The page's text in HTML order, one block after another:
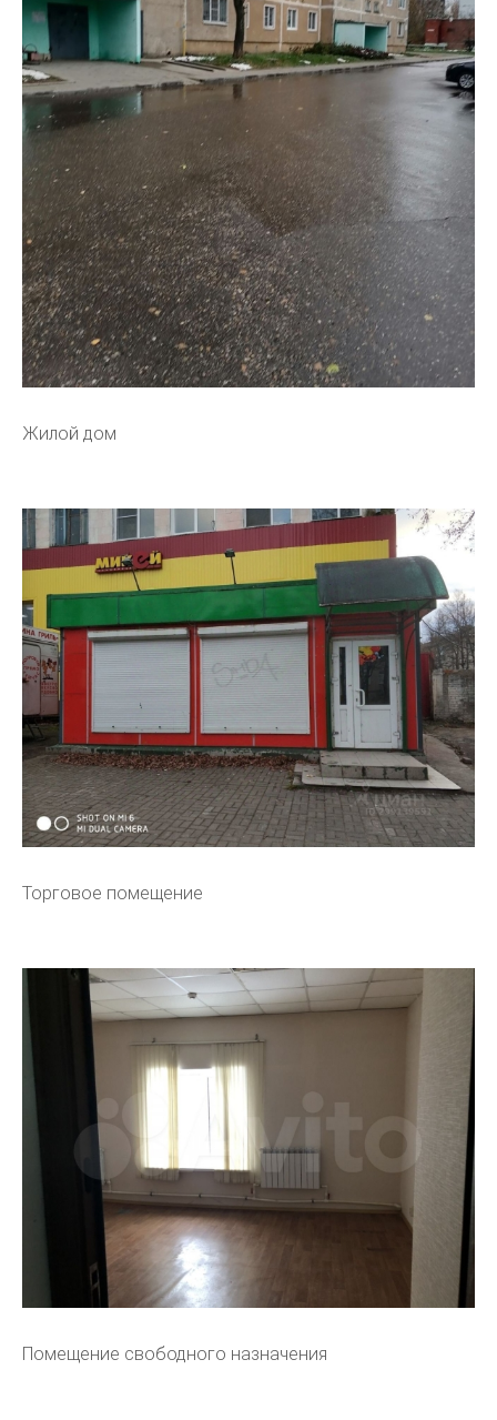
Жилой дом
Торговое помещение
Помещение свободного назначения